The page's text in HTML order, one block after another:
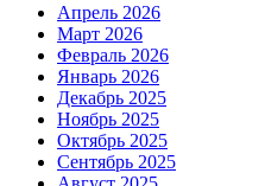
Апрель 2026
Март 2026
Февраль 2026
Январь 2026
Декабрь 2025
Ноябрь 2025
Октябрь 2025
Сентябрь 2025